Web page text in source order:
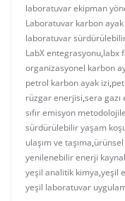
laboratuvar ekipman
Laboratuvar karbon ayak
laboratuvar
LabX entegrasyonu,labx
organizasyonel karbon
petrol karbon ayak izi,
rüzgar enerjisi,sera gazı
sıfır emisyon
sürdürülebilir yaşam
ulaşım ve taşıma,
yenilenebilir enerji
yeşil analitik kimya,yeşil
yeşil laboratuvar